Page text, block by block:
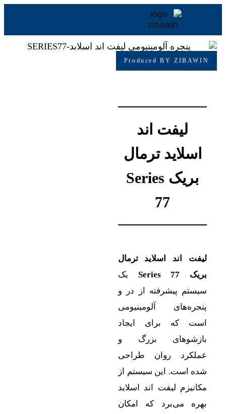
Produced BY
لیفت اند
ترمال
بریک Series
اند اسلایدترمال
یک
پیشرفته از در و
آلومینیومی
که برای ایجاد
بزرگ و
روان طراحی
است. این سیستم از
لیفت اند اسلاید
می‌برد که امکان